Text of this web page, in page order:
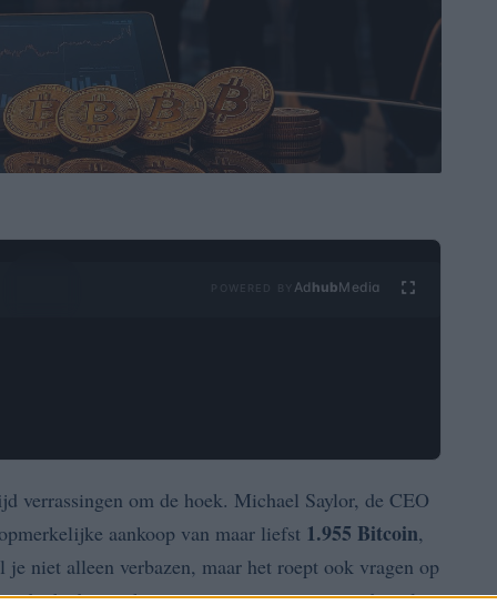
Ad hubMedia
verrassingen om de hoek. Michael Saylor, de CEO
aankoop van maar liefst 1.955 Bitcoin,
niet alleen verbazen, maar het roept ook vragen op
die bedrijven hanteren om te investeren in digitale